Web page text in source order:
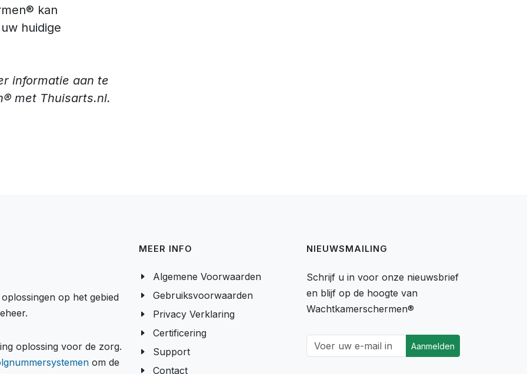
kan
huidige
informatie aan te
met Thuisarts.nl.
op het gebied
oplossing voor de zorg.
om de
MEER INFO
Algemene Voorwaarden
Gebruiksvoorwaarden
Privacy Verklaring
Certificering
Support
Contact
NIEUWSMAILING
Schrijf u in voor onze nieuwsbrief
en blijf op de hoogte van
Wachtkamerschermen®
Aanmelden